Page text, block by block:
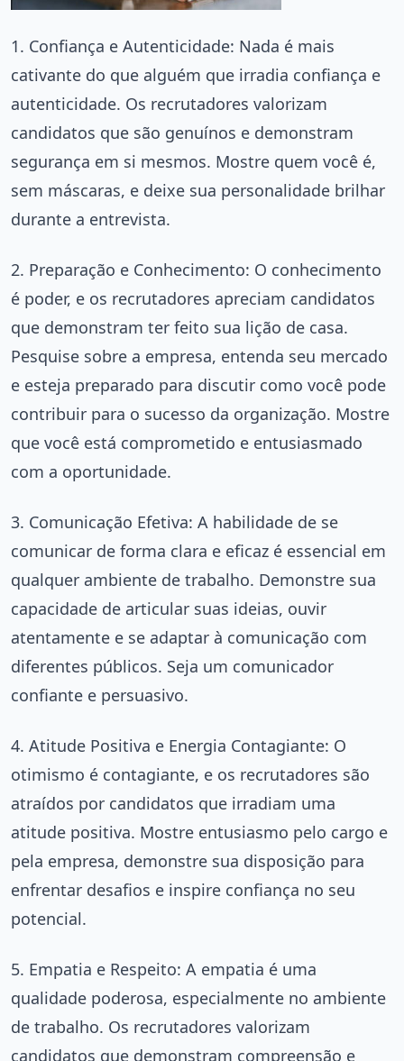
1. Confiança e Autenticidade: Nada é mais
cativante do que alguém que irradia confiança e
autenticidade. Os recrutadores valorizam
candidatos que são genuínos e demonstram
segurança em si mesmos. Mostre quem você é,
sem máscaras, e deixe sua personalidade brilhar
durante a entrevista.
2. Preparação e Conhecimento: O conhecimento
é poder, e os recrutadores apreciam candidatos
que demonstram ter feito sua lição de casa.
Pesquise sobre a empresa, entenda seu mercado
e esteja preparado para discutir como você pode
contribuir para o sucesso da organização. Mostre
que você está comprometido e entusiasmado
com a oportunidade.
3. Comunicação Efetiva: A habilidade de se
comunicar de forma clara e eficaz é essencial em
qualquer ambiente de trabalho. Demonstre sua
capacidade de articular suas ideias, ouvir
atentamente e se adaptar à comunicação com
diferentes públicos. Seja um comunicador
confiante e persuasivo.
4. Atitude Positiva e Energia Contagiante: O
otimismo é contagiante, e os recrutadores são
atraídos por candidatos que irradiam uma
atitude positiva. Mostre entusiasmo pelo cargo e
pela empresa, demonstre sua disposição para
enfrentar desafios e inspire confiança no seu
potencial.
5. Empatia e Respeito: A empatia é uma
qualidade poderosa, especialmente no ambiente
de trabalho. Os recrutadores valorizam
candidatos que demonstram compreensão e